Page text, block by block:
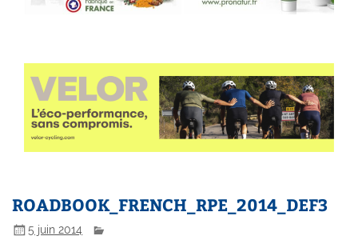
ROADBOOK_FRENCH_RPE_2014_DEF3
5 juin 2014